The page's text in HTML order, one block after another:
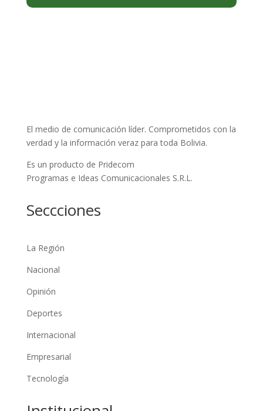
El medio de comunicación líder. Comprometidos con la
verdad y la información veraz para toda Bolivia.
Es un producto de Pridecom
Programas e Ideas Comunicacionales S.R.L.
Seccciones
La Región
Nacional
Opinión
Deportes
Internacional
Empresarial
Tecnología